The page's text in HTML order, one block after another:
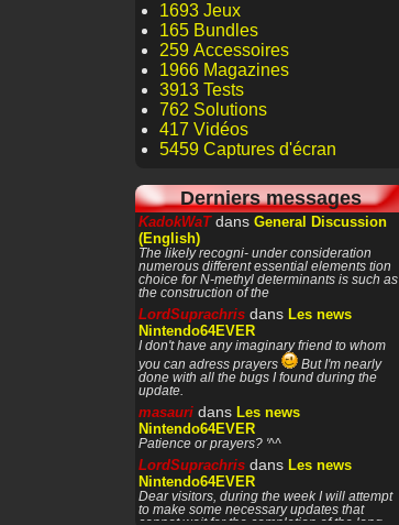
1693 Jeux
165 Bundles
259 Accessoires
1966 Magazines
3913 Tests
762 Solutions
417 Vidéos
5459 Captures d'écran
Derniers messages
KadokWaTdans General Discussion
(English)
The likely recogni- under consideration
numerous different essential elements tion
choice for N-methyl determinants is such as
the construction of the
LordSuprachris dans Les news
Nintendo64EVER
I don't have any imaginary friend to whom
you can adress prayers
But I'm nearly
done with all the bugs I found during the
update.
masauri dans Les news
Nintendo64EVER
Patience or prayers? '^^
LordSuprachris dans Les news
Nintendo64EVER
Dear visitors, during the week I will attempt
to make some necessary updates that